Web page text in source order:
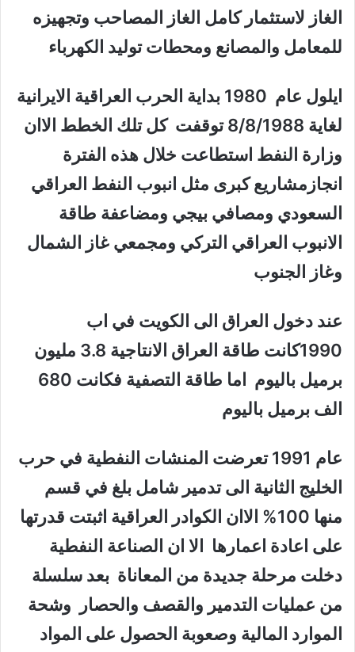
الغاز لاستثمار كامل الغاز المصاحب وتجهيزه
للمعامل والمصانع ومحطات توليد الكهرباء
ايلول عام 1980 بداية الحرب العراقية الايرانية
لغاية 8/8/1988 توقفت كل تلك الخطط الاان
وزارة النفط استطاعت خلال هذه الفترة
انجازمشاريع كبرى مثل انبوب النفط العراقي
السعودي ومصافي بيجي ومضاعفة طاقة
الانبوب العراقي التركي ومجمعي غاز الشمال
وغاز الجنوب
عند دخول العراق الى الكويت في اب
1990كانت طاقة العراق الانتاجية 3.8 مليون
برميل باليوم اما طاقة التصفية فكانت 680
الف برميل باليوم
عام 1991 تعرضت المنشات النفطية في حرب
الخليج الثانية الى تدمير شامل بلغ في قسم
منها 100% الاان الكوادر العراقية اثبتت قدرتها
على اعادة اعمارها الا ان الصناعة النفطية
دخلت مرحلة جديدة من المعاناة بعد سلسلة
من عمليات التدمير والقصف والحصار وشحة
الموارد المالية وصعوبة الحصول على المواد